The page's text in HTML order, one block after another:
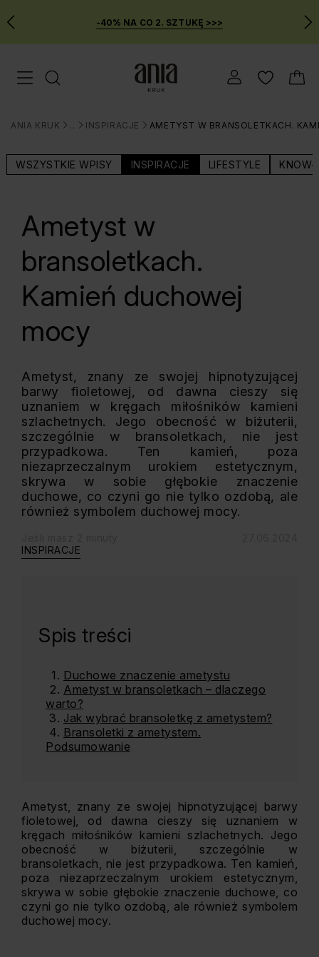
Przejdź
do
MENU
-40% NA CO 2. SZTUKĘ >>>
Menu mobilne
ANIA KRUK
>
BLOG
>
INSPIRACJE
>
AMETYST W BRANSOLETKACH.
WSZYSTKIE WPISY INSPIRACJE LIFESTYLE KNOW-
Ametyst w
bransoletkach.
Kamień duchowej
mocy
Ametyst, znany ze swojej hipnotyzującej
barwy fioletowej, od dawna cieszy się
uznaniem w kręgach miłośników kamieni
szlachetnych. Jego obecność w biżuterii,
szczególnie w bransoletkach, nie jest
przypadkowa. Ten kamień, poza
niezaprzeczalnym urokiem estetycznym,
skrywa w sobie głębokie znaczenie
duchowe, co czyni go nie tylko ozdobą, ale
również symbolem duchowej mocy.
INSPIRACJE
Spis treści
Duchowe znaczenie ametystu
Ametyst w bransoletkach – dlaczego
warto?
Jak wybrać bransoletkę z ametystem?
Bransoletki z ametystem.
Podsumowanie
Ametyst, znany ze swojej hipnotyzującej barwy
fioletowej, od dawna cieszy się uznaniem w
kręgach miłośników kamieni szlachetnych. Jego
obecność w biżuterii, szczególnie w
bransoletkach, nie jest przypadkowa. Ten kamień,
poza niezaprzeczalnym urokiem estetycznym,
skrywa w sobie głębokie znaczenie duchowe, co
czyni go nie tylko ozdobą, ale również symbolem
duchowej mocy.